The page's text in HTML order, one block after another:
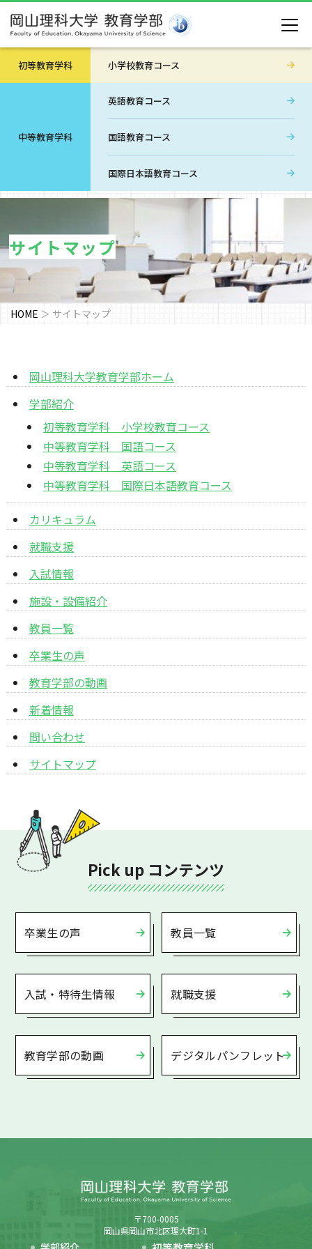
初等教育学科 小学校教育コース
中等教育学科
英語教育コース
国語教育コース
国際日本語教育コース
サイトマップ
HOME ＞ サイトマップ
岡山理科大学教育学部ホーム
学部紹介
初等教育学科 小学校教育コース
中等教育学科 国語コース
中等教育学科 英語コース
中等教育学科 国際日本語教育コース
カリキュラム
就職支援
入試情報
施設・設備紹介
教員一覧
卒業生の声
教育学部の動画
新着情報
問い合わせ
サイトマップ
Pick up コンテンツ
卒業生の声 教員一覧
入試・特待生情報 就職支援
教育学部の動画 デジタルパンフレット
〒700-0005
岡山県岡山市北区理大町1-1